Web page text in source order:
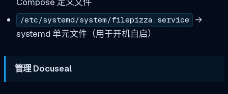
/etc/systemd/system/filepizza.service
→
systemd 单元文件（用于开机自启）
管理 Docuseal